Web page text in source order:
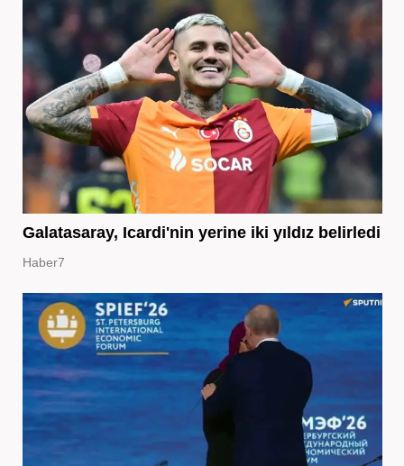
Galatasaray, Icardi'nin yerine iki yıldız belirledi
Haber7